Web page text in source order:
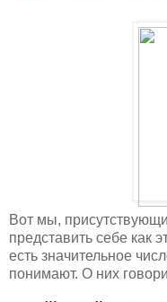
Вот мы,
представить себе как
есть значительное
понимают. О них